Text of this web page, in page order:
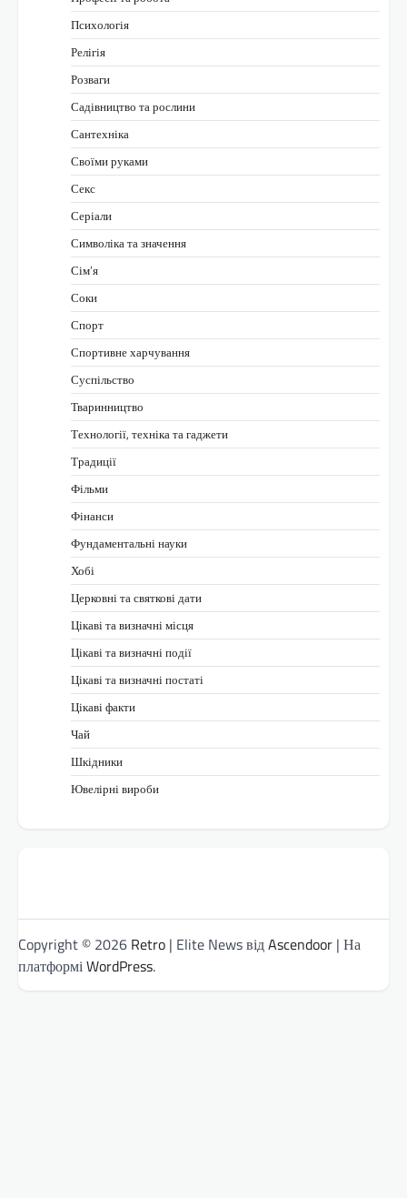
Психологія
Релігія
Розваги
Садівництво та рослини
Сантехніка
Своїми руками
Секс
Серіали
Символіка та значення
Сім’я
Соки
Спорт
Спортивне харчування
Суспільство
Тваринництво
Технології, техніка та гаджети
Традиції
Фільми
Фінанси
Фундаментальні науки
Хобі
Церковні та святкові дати
Цікаві та визначні місця
Цікаві та визначні події
Цікаві та визначні постаті
Цікаві факти
Чай
Шкідники
Ювелірні вироби
Copyright © 2026 Retro | Elite News відAscendoor | На
платформіWordPress.